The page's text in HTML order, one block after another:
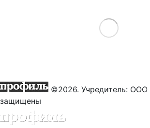
Load More
©2026. Учредитель: ООО
защищены